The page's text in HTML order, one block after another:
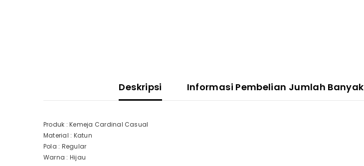
Deskripsi Informasi Pembelian Jumlah Banyak
Produk : Kemeja Cardinal Casual
Material : Katun
Pola : Regular
Warna : Hijau